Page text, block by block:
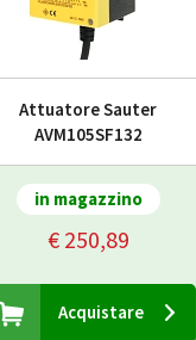
Attuatore Sauter
AVM105SF132
in magazzino
€ 250,89
Acquistare